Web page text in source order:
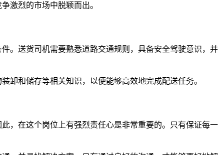
激烈的市场中脱颖而出。
。送货司机需要熟悉道路交通规则，具备安全驾驶意识，并
卸和储存等相关知识，以便能够高效地完成配送任务。
，在这个岗位上有强烈责任心是非常重要的。只有保证每一